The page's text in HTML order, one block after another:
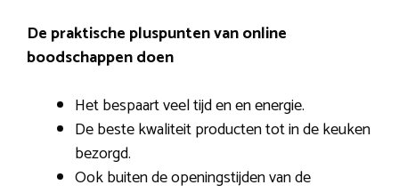
De praktische pluspunten van online
boodschappen doen
Het bespaart veel tijd en en energie.
De beste kwaliteit producten tot in de keuken
bezorgd.
Ook buiten de openingstijden van de